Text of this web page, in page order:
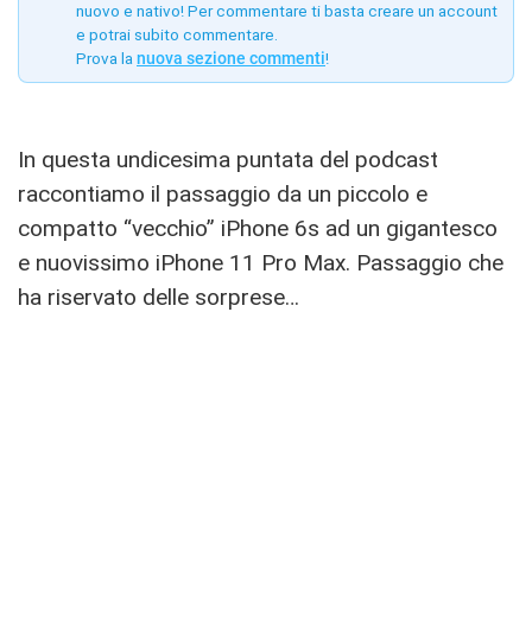
nuovo e nativo! Per commentare ti basta creare un account
e potrai subito commentare.
Prova la nuova sezione commenti!
In questa undicesima puntata del podcast
raccontiamo il passaggio da un piccolo e
compatto “vecchio” iPhone 6s ad un gigantesco
e nuovissimo iPhone 11 Pro Max. Passaggio che
ha riservato delle sorprese…